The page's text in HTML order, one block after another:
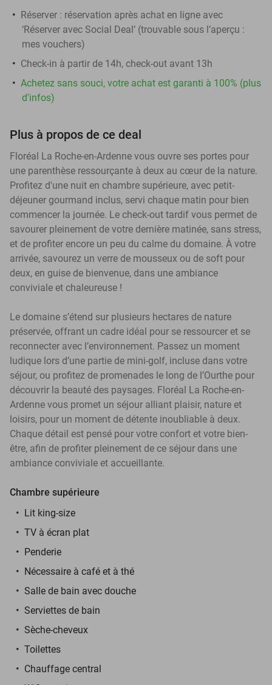
Réserver : réservation après achat en ligne avec
‘Réserver avec Social Deal’ (trouvable sous l’aperçu :
mes vouchers)
Check-in à partir de 14h, check-out avant 13h
Achetez sans souci, votre achat est garanti à 100% (plus
d'infos)
Plus à propos de ce deal
Floréal La Roche-en-Ardenne vous ouvre ses portes pour
une parenthèse ressourçante à deux au cœur de la nature.
Profitez d'une nuit en chambre supérieure, avec petit-
déjeuner gourmand inclus, servi chaque matin pour bien
commencer la journée. Le check-out tardif vous permet de
savourer pleinement de votre dernière matinée, sans stress,
et de profiter encore un peu du calme du domaine. À votre
arrivée, savourez un verre de mousseux ou de soft pour
deux, en guise de bienvenue, dans une ambiance
conviviale et chaleureuse !
Le domaine s’étend sur plusieurs hectares de nature
préservée, offrant un cadre idéal pour se ressourcer et se
reconnecter avec l’environnement. Passez un moment
ludique lors d’une partie de mini-golf, incluse dans votre
séjour, ou profitez de promenades le long de l’Ourthe pour
découvrir la beauté des paysages. Floréal La Roche-en-
Ardenne vous promet un séjour alliant plaisir, nature et
loisirs, pour un moment de détente inoubliable à deux.
Chaque détail est pensé pour votre confort et votre bien-
être, afin de profiter pleinement de ce séjour dans une
ambiance conviviale et accueillante.
Chambre supérieure
Lit king-size
TV à écran plat
Penderie
Nécessaire à café et à thé
Salle de bain avec douche
Serviettes de bain
Sèche-cheveux
Toilettes
Chauffage central